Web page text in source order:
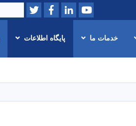
content
Youtube
LinkedIn
Facebook
Twitter
Search
خدمات ما پایگاه اطلاعات